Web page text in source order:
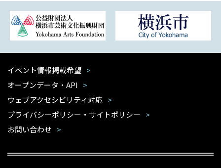
イベント情報掲載希望
オープンデータ・API
ウェブアクセシビリティ対応
プライバシーポリシー・サイトポリシー
お問い合わせ